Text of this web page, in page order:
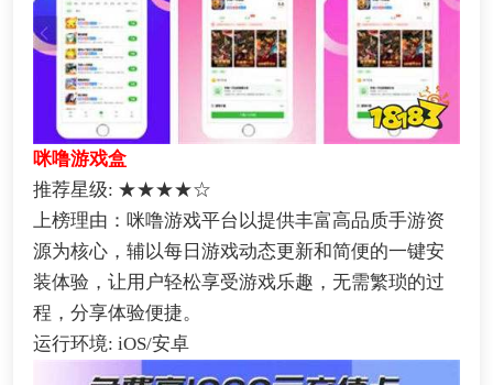
咪噜游戏盒
推荐星级: ★★★★☆
上榜理由：咪噜游戏平台以提供丰富高品质手游资
源为核心，辅以每日游戏动态更新和简便的一键安
装体验，让用户轻松享受游戏乐趣，无需繁琐的过
程，分享体验便捷。
运行环境: iOS/安卓